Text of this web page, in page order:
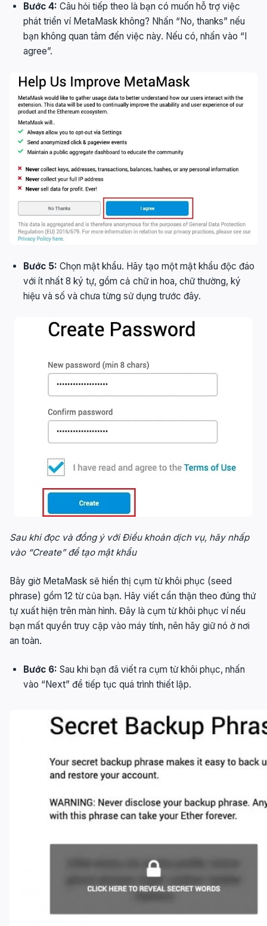
Bước 4: Câu hỏi tiếp theo là bạn có muốn hỗ trợ việc
phát triển ví MetaMask không? Nhấn “No, thanks” nếu
bạn không quan tâm đến việc này. Nếu có, nhấn vào “I
agree”.
Bước 5: Chọn mật khẩu. Hãy tạo một mật khẩu độc đáo
với ít nhất 8 ký tự, gồm cả chữ in hoa, chữ thường, ký
hiệu và số và chưa từng sử dụng trước đây.
Sau khi đọc và đồng ý với Điều khoản dịch vụ, hãy nhấp
vào “Create” để tạo mật khẩu
Bây giờ MetaMask sẽ hiển thị cụm từ khôi phục (seed
phrase) gồm 12 từ của bạn. Hãy viết cẩn thận theo đúng thứ
tự xuất hiện trên màn hình. Đây là cụm từ khôi phục ví nếu
bạn mất quyền truy cập vào máy tính, nên hãy giữ nó ở nơi
an toàn.
Bước 6: Sau khi bạn đã viết ra cụm từ khôi phục, nhấn
vào “Next” để tiếp tục quá trình thiết lập.